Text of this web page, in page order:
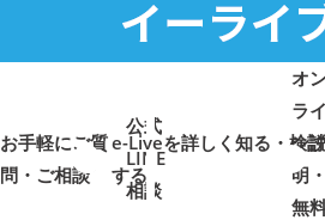
公式
LINE
相談
お手軽にご質
問・ご相談➜ ➜
オ
ライ
ン
明・
無
e-Liveを詳しく知る・検討
する
➜➜